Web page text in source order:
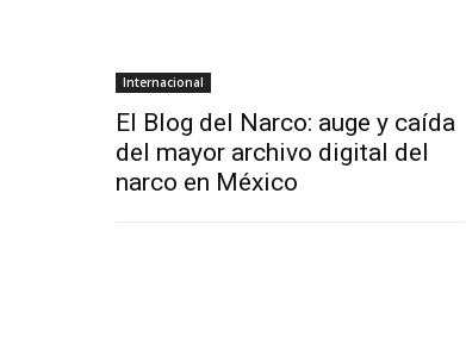
Internacional
El Blog del Narco: auge y caída
del mayor archivo digital del
narco en México